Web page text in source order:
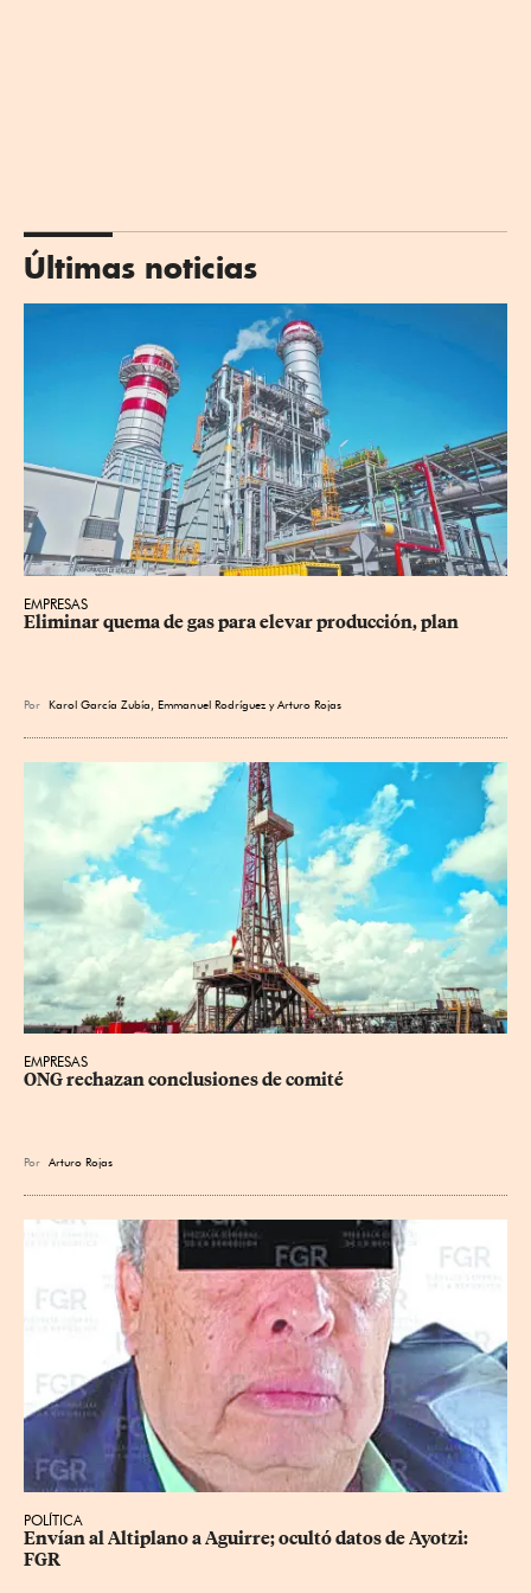
Últimas noticias
EMPRESAS
Eliminar quema de gas para elevar producción, plan
Por Karol García Zubía Emmanuel Rodríguez yArturo Rojas
EMPRESAS
ONG rechazan conclusiones de comité
Por Arturo Rojas
POLÍTICA
Envían al Altiplano a Aguirre; ocultó datos de Ayotzi:
FGR